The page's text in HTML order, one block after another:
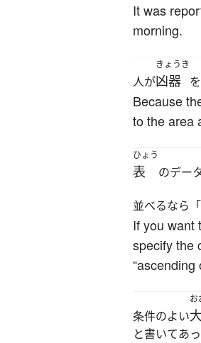
It was
morning.
人が
きょうき
凶器
Because
to the area
ひょう
表 のデー
並べるなら「
If you want
specify the
“ascending
条件のよい
お
と書いてあっ